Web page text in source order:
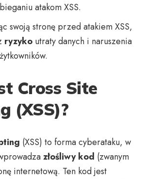
atakom XSS.
swoją stronę przed atakiem XSS,
ryzyko utraty danych i naruszenia
Cross Site
(XSS)?
(XSS) to forma cyberataku, w
złośliwy kod (zwanym
internetową. Ten kod jest